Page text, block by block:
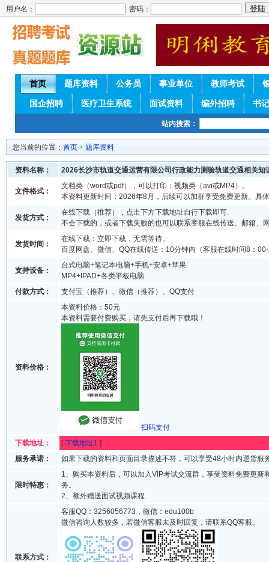
用户名： 密码：
首页 题库资料 公务员 事业单位 教师考试
国企招聘 医疗卫生系统 面试资料 编外招聘 书
站内搜索：
您当前的位置： 首页 > 题库资料
资料名称： 2026长沙市轨道交通运营有限公司行政能力测验轨道交通相关知
文件格式：
文档类（word或pdf），可以打印；视频类（avi或MP4）。
本资料更新时间；2026年8月，后续可以加群享受免费更新。具
发货方式：
在线下载（推荐），点击下方下载地址自行下载即可.
不会下载的，或者下载失败的也可以联系客服在线传送、邮箱、
发货时间：
在线下载：立即下载，无需等待。
百度网盘、微信、QQ在线传送：10分钟内（客服在线时间8：
支持设备：
台式电脑+笔记本电脑+手机+安卓+苹果
MP4+IPAD+各类平板电脑
付款方式：
支付宝（推荐）、微信（推荐）、QQ支付
资料价格：
本资料价格：50元
本资料需要付费购买，请先支付后再下载哦！
扫码支付
下载地址：
[下载地址1 ]
服务承诺：
如果下载的资料和页面目录描述不符，可以享受48小时内退货服
限时特惠：
1、购买本资料后，可以加入VIP考试交流群，享受资料免费更新
务。
2、额外赠送面试视频课程
联系方式：
客服QQ：3256056773，微信：edu100b
微信咨询人数较多，若微信客服未及时回复，请联系QQ客服。